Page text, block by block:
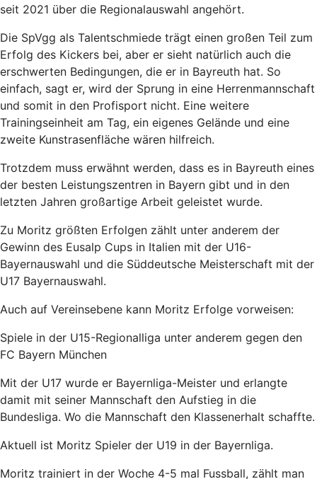
seit 2021 über die Regionalauswahl angehört.
Die SpVgg als Talentschmiede trägt einen großen Teil zum
Erfolg des Kickers bei, aber er sieht natürlich auch die
erschwerten Bedingungen, die er in Bayreuth hat. So
einfach, sagt er, wird der Sprung in eine Herrenmannschaft
und somit in den Profisport nicht. Eine weitere
Trainingseinheit am Tag, ein eigenes Gelände und eine
zweite Kunstrasenfläche wären hilfreich.
Trotzdem muss erwähnt werden, dass es in Bayreuth eines
der besten Leistungszentren in Bayern gibt und in den
letzten Jahren großartige Arbeit geleistet wurde.
Zu Moritz größten Erfolgen zählt unter anderem der
Gewinn des Eusalp Cups in Italien mit der U16-
Bayernauswahl und die Süddeutsche Meisterschaft mit der
U17 Bayernauswahl.
Auch auf Vereinsebene kann Moritz Erfolge vorweisen:
Spiele in der U15-Regionalliga unter anderem gegen den
FC Bayern München
Mit der U17 wurde er Bayernliga-Meister und erlangte
damit mit seiner Mannschaft den Aufstieg in die
Bundesliga. Wo die Mannschaft den Klassenerhalt schaffte.
Aktuell ist Moritz Spieler der U19 in der Bayernliga.
Moritz trainiert in der Woche 4-5 mal Fussball, zählt man